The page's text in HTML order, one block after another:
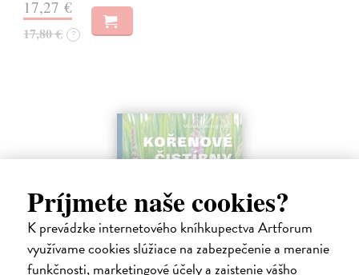
Príjmete naše cookies?
K prevádzke internetového kníhkupectva Artforum
využívame cookies slúžiace na zabezpečenie a meranie
funkčnosti, marketingové účely a zaistenie vášho
17,27 €
17,80 € ?